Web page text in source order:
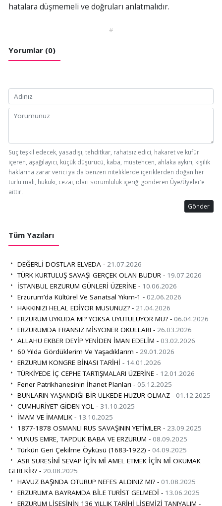
hatalara düşmemeli ve doğruları anlatmalıdır.
#
Yorumlar (0)
Suç teşkil edecek, yasadışı, tehditkar, rahatsız edici, hakaret ve küfür
içeren, aşağılayıcı, küçük düşürücü, kaba, müstehcen, ahlaka aykırı, kişilik
haklarına zarar verici ya da benzeri niteliklerde içeriklerden doğan her
türlü mali, hukuki, cezai, idari sorumluluk içeriği gönderen Üye/Üyeler’e
aittir.
Gönder
Tüm Yazıları
DEĞERLİ DOSTLAR ELVEDA - 21.07.2026
TÜRK KURTULUŞ SAVAŞI GERÇEK OLAN BUDUR - 19.07.2026
İSTANBUL ERZURUM GÜNLERİ ÜZERİNE - 10.06.2026
Erzurum’da Kültürel Ve Sanatsal Yıkım-1 - 02.06.2026
HAKKINIZI HELAL EDİYOR MUSUNUZ? - 21.04.2026
ERZURUM UYKUDA MI? YOKSA UYUTULUYOR MU? - 06.04.2026
ERZURUMDA FRANSIZ MİSYONER OKULLARI - 26.03.2026
ALLAHU EKBER DEYİP YENİDEN İMAN EDELİM - 03.02.2026
60 Yılda Gördüklerim Ve Yaşadıklarım - 29.01.2026
ERZURUM KONGRE BİNASI TARİHİ - 14.01.2026
TÜRKİYEDE İÇ CEPHE TARTIŞMALARI ÜZERİNE - 12.01.2026
Fener Patrikhanesinin İhanet Planları - 05.12.2025
BUNLARIN YAŞANDIĞI BİR ÜLKEDE HUZUR OLMAZ - 01.12.2025
CUMHURİYET’ GİDEN YOL - 31.10.2025
İMAM VE İMAMLIK - 13.10.2025
1877-1878 OSMANLI RUS SAVAŞININ YETİMLER - 23.09.2025
YUNUS EMRE, TAPDUK BABA VE ERZURUM - 08.09.2025
Türkün Geri Çekilme Öyküsü (1683-1922) - 04.09.2025
ASR SURESİNİ SEVAP İÇİN Mİ AMEL ETMEK İÇİN Mİ OKUMAK
GEREKİR? - 20.08.2025
HAVUZ BAŞINDA OTURUP NEFES ALDINIZ MI? - 01.08.2025
ERZURUM'A BAYRAMDA BİLE TURİST GELMEDİ - 13.06.2025
ERZURUM LİSESİNİN 136 YILLIK TARİHİ LİSEMİZİ TANIYALIM -